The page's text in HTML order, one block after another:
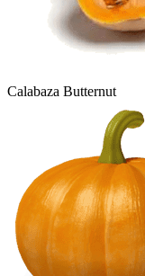
Calabaza Butternut